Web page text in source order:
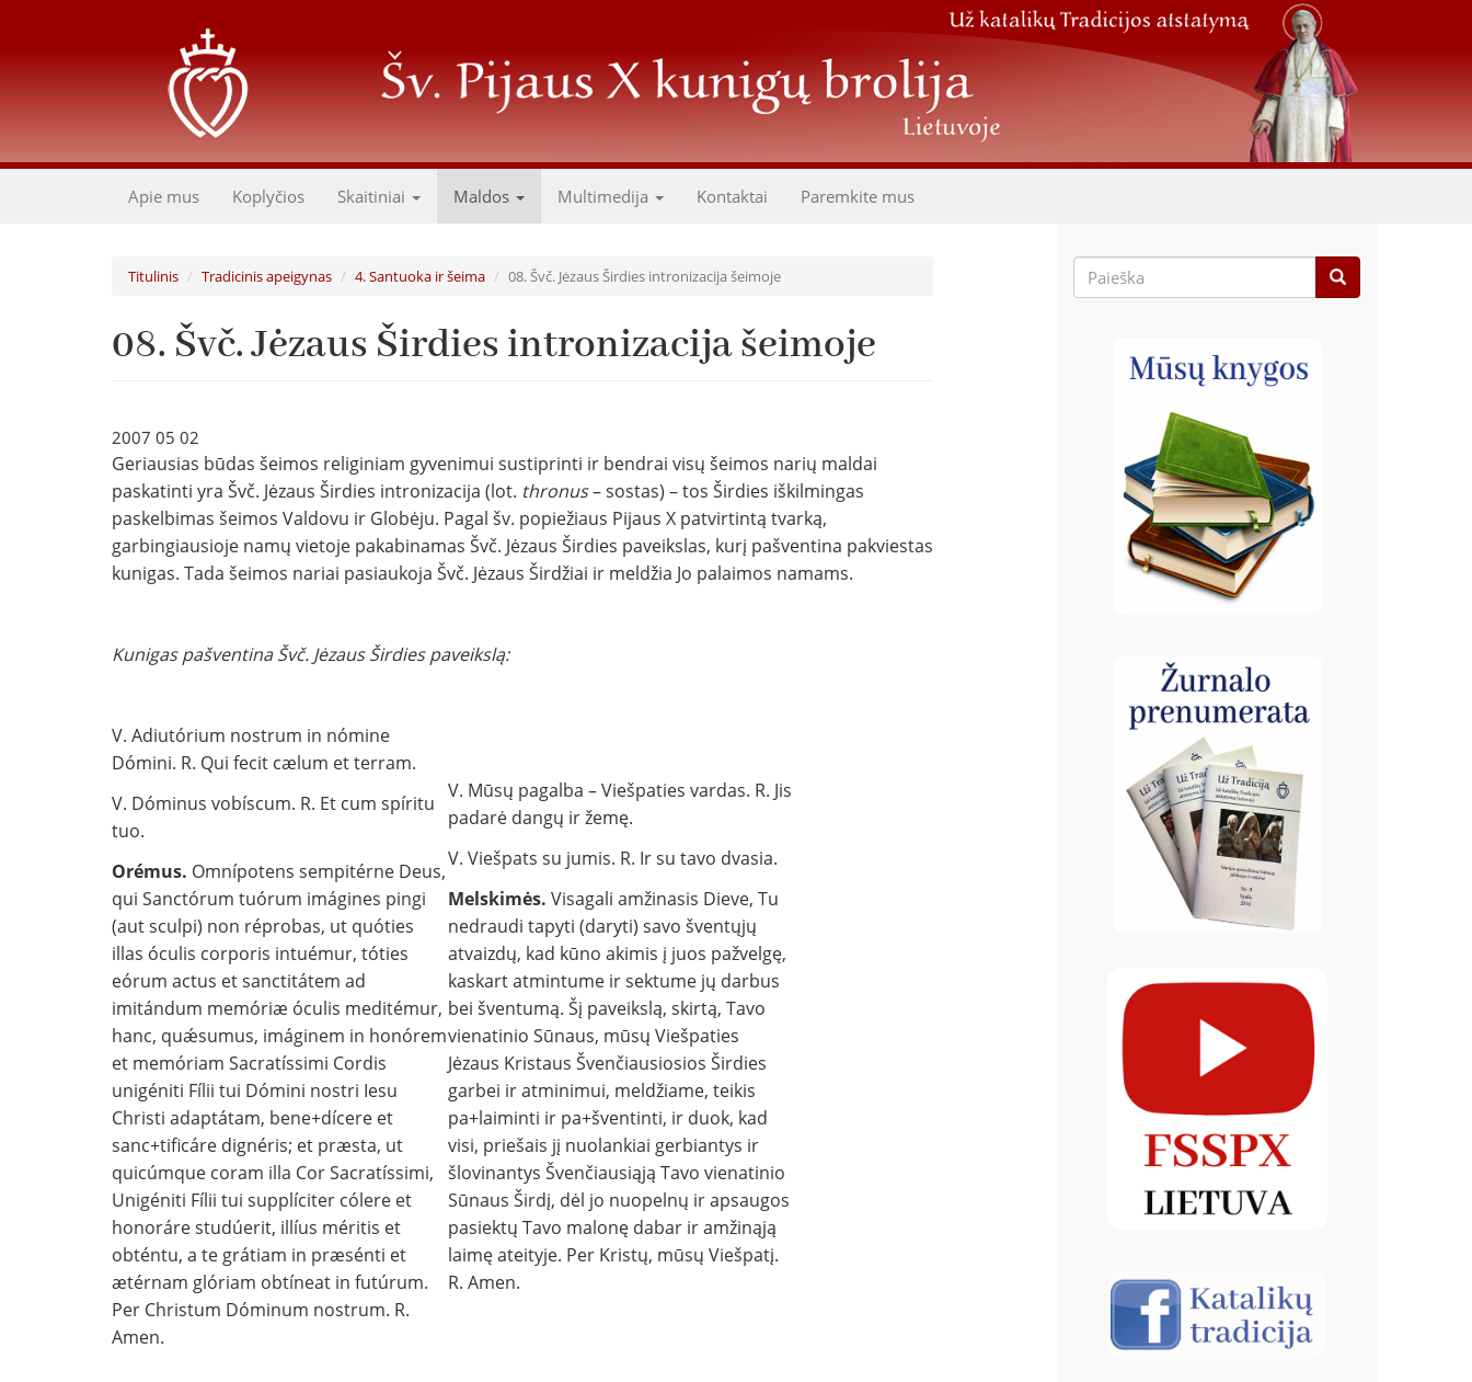
Apie mus Koplyčios Skaitiniai Maldos Multimedija Kontaktai Paremkite mus
Titulinis Tradicinis apeigynas 4. Santuoka ir šeima 08. Švč. Jėzaus Širdies intronizacija šeimoje
08. Švč. Jėzaus Širdies intronizacija šeimoje
2007 05 02
Geriausias būdas šeimos religiniam gyvenimui sustiprinti ir bendrai visų šeimos narių maldai
paskatinti yra Švč. Jėzaus Širdies intronizacija (lot. thronus– sostas) – tos Širdies iškilmingas
paskelbimas šeimos Valdovu ir Globėju. Pagal šv. popiežiaus Pijaus X patvirtintą tvarką,
garbingiausioje namų vietoje pakabinamas Švč. Jėzaus Širdies paveikslas, kurį pašventina pakviestas
kunigas. Tada šeimos nariai pasiaukoja Švč. Jėzaus Širdžiai ir meldžia Jo palaimos namams.
Kunigas pašventina Švč. Jėzaus Širdies paveikslą:
V. Adiutórium nostrum in nómine
Dómini. R. Qui fecit cælum et terram.
V. Dóminus vobíscum. R. Et cum spíritu
tuo.
Orémus. Omnípotens sempitérne Deus,
qui Sanctórum tuórum imágines pingi
(aut sculpi) non réprobas, ut quóties
illas óculis corporis intuémur, tóties
eórum actus et sanctitátem ad
imitándum memóriæ óculis meditémur,
hanc, quǽsumus, imáginem in honórem
et memóriam Sacratíssimi Cordis
unigéniti Fílii tui Dómini nostri Iesu
Christi adaptátam, bene+dícere et
sanc+tificáre dignéris; et præsta, ut
quicúmque coram illa Cor Sacratíssimi,
Unigéniti Fílii tui supplíciter cólere et
honoráre studúerit, illíus méritis et
obténtu, a te grátiam in præsénti et
ætérnam glóriam obtíneat in futúrum.
Per Christum Dóminum nostrum. R.
Amen.
V. Mūsų pagalba – Viešpaties vardas. R. Jis
padarė dangų ir žemę.
V. Viešpats su jumis. R. Ir su tavo dvasia.
Melskimės. Visagali amžinasis Dieve, Tu
nedraudi tapyti (daryti) savo šventųjų
atvaizdų, kad kūno akimis į juos pažvelgę,
kaskart atmintume ir sektume jų darbus
bei šventumą. Šį paveikslą, skirtą, Tavo
vienatinio Sūnaus, mūsų Viešpaties
Jėzaus Kristaus Švenčiausiosios Širdies
garbei ir atminimui, meldžiame, teikis
pa+laiminti ir pa+šventinti, ir duok, kad
visi, priešais jį nuolankiai gerbiantys ir
šlovinantys Švenčiausiąją Tavo vienatinio
Sūnaus Širdį, dėl jo nuopelnų ir apsaugos
pasiektų Tavo malonę dabar ir amžinąją
laimę ateityje. Per Kristų, mūsų Viešpatį.
R. Amen.
Paieškos